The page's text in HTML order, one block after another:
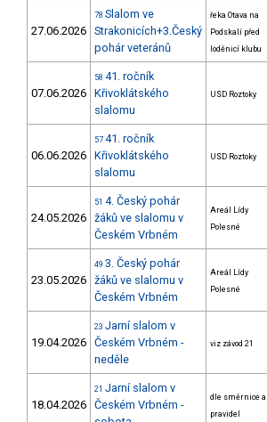
27.06.2026
78 Slalom ve
Strakonicích+3.Český
pohár veteránů
řeka Otava na
Podskalí před
loděnicí klubu
07.06.2026
58 41. ročník
Křivoklátského
slalomu
USD Roztoky
06.06.2026
57 41. ročník
Křivoklátského
slalomu
USD Roztoky
24.05.2026
51 4. Český pohár
žáků ve slalomu v
Českém Vrbném
Areál Lídy
Polesné
23.05.2026
49 3. Český pohár
žáků ve slalomu v
Českém Vrbném
Areál Lídy
Polesné
19.04.2026
23 Jarní slalom v
Českém Vrbném -
neděle
viz závod 21
18.04.2026
21 Jarní slalom v
Českém Vrbném -
dle směrnice a
pravidel